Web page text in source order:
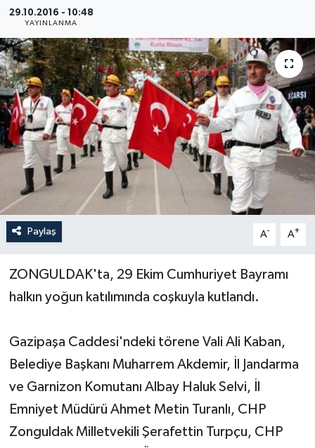
29.10.2016 - 10:48
YAYINLANMA
Paylaş A- A+
ZONGULDAK'ta, 29 Ekim Cumhuriyet Bayramı
halkın yoğun katılımında coşkuyla kutlandı.
Gazipaşa Caddesi'ndeki törene Vali Ali Kaban,
Belediye Başkanı Muharrem Akdemir, İl Jandarma
ve Garnizon Komutanı Albay Haluk Selvi, İl
Emniyet Müdürü Ahmet Metin Turanlı, CHP
Zonguldak Milletvekili Şerafettin Turpçu, CHP
Sağlık
Sinema
Sivil Toplum
Siyaset
Spor
Tarım
Turizm
Yerel Yönetimler
DÜNYA
YEREL